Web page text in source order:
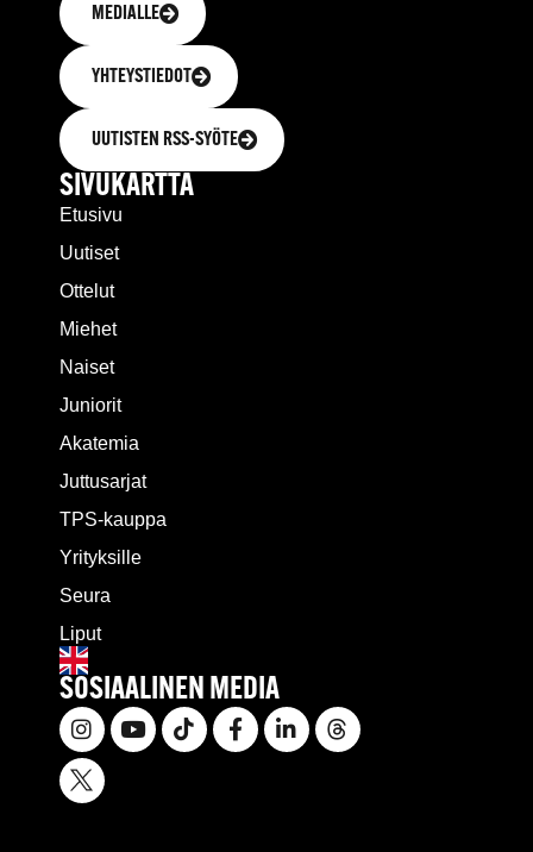
MEDIALLE
YHTEYSTIEDOT
UUTISTEN RSS-SYÖTE
SIVUKARTTA
Etusivu
Uutiset
Ottelut
Miehet
Naiset
Juniorit
Akatemia
Juttusarjat
TPS-kauppa
Yrityksille
Seura
Liput
SOSIAALINEN MEDIA